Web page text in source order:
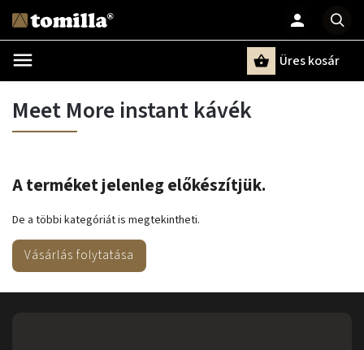
Üres kosár
Meet More instant kávék
A terméket jelenleg előkészítjük.
De a többi kategóriát is megtekintheti.
Vásárlás folytatása